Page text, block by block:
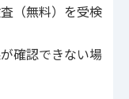
（無料）を受検
確認できない場